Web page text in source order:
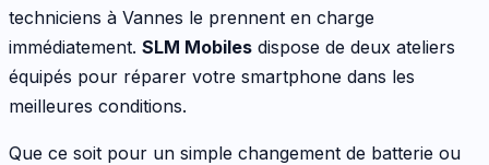
techniciens à Vannes le prennent en charge
immédiatement. SLM Mobiles dispose de deux ateliers
équipés pour réparer votre smartphone dans les
meilleures conditions.
Que ce soit pour un simple changement de batterie ou